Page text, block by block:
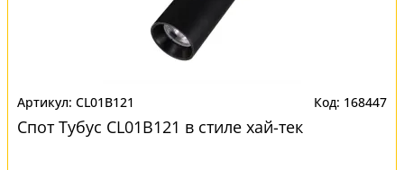
CL01B121 168447
Спот Тубус CL01B121 в стиле хай-тек